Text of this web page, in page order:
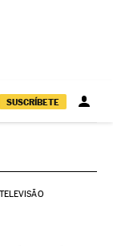
SUSCRÍBETE
TELEVISÃO